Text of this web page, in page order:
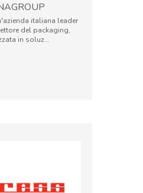
italiana leader
del packaging,
in soluz…